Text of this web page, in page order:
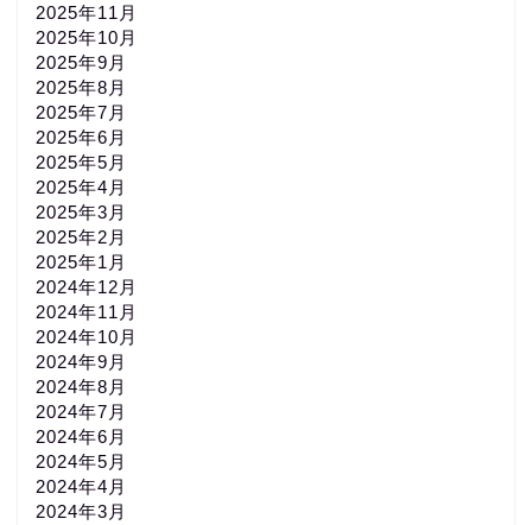
2025年11月
2025年10月
2025年9月
2025年8月
2025年7月
2025年6月
2025年5月
2025年4月
2025年3月
2025年2月
2025年1月
2024年12月
2024年11月
2024年10月
2024年9月
2024年8月
2024年7月
2024年6月
2024年5月
2024年4月
2024年3月